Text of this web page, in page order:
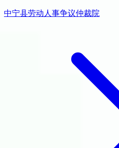
中宁县劳动人事争议仲裁院